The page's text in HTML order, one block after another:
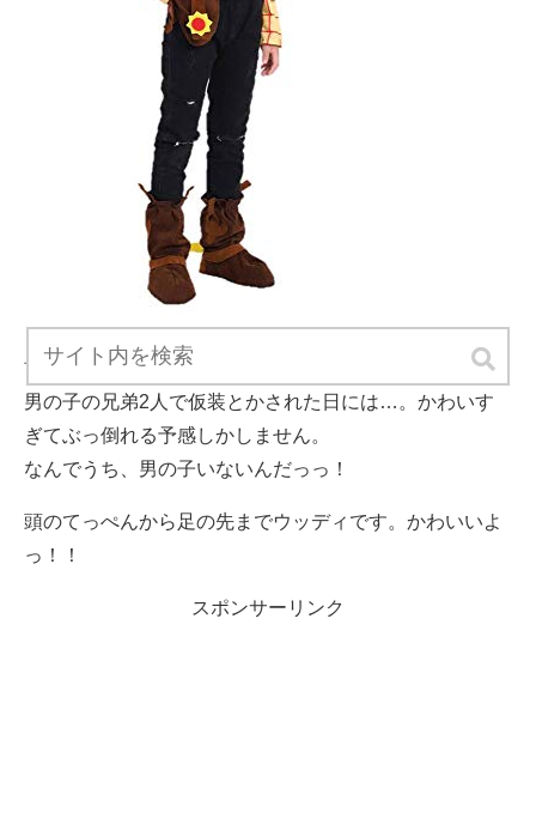
前後したけど、バズがいるならウディも必須！
男の子の兄弟2人で仮装とかされた日には…。かわいす
ぎてぶっ倒れる予感しかしません。
なんでうち、男の子いないんだっっ！
頭のてっぺんから足の先までウッディです。かわいいよ
っ！！
スポンサーリンク